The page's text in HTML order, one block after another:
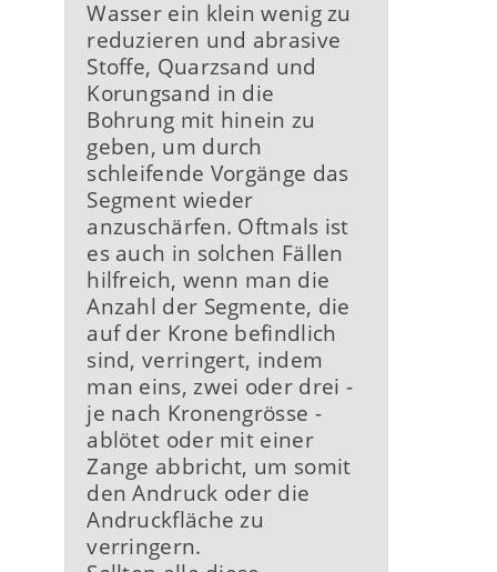
Wasser ein klein wenig zu
reduzieren und abrasive
Stoffe, Quarzsand und
Korungsand in die
Bohrung mit hinein zu
geben, um durch
schleifende Vorgänge das
Segment wieder
anzuschärfen. Oftmals ist
es auch in solchen Fällen
hilfreich, wenn man die
Anzahl der Segmente, die
auf der Krone befindlich
sind, verringert, indem
man eins, zwei oder drei -
je nach Kronengrösse -
ablötet oder mit einer
Zange abbricht, um somit
den Andruck oder die
Andruckfläche zu
verringern.